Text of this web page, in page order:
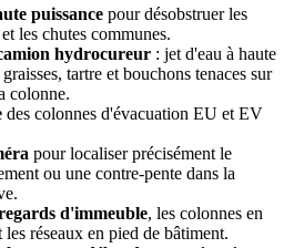
puissance pour désobstruer les
les chutes communes.
hydrocureur : jet d'eau à haute
tartre et bouchons tenaces sur
colonne.
des colonnes d'évacuation EU et EV
pour localiser précisément le
ou une contre-pente dans la
d'immeuble, les colonnes en
les réseaux en pied de bâtiment.